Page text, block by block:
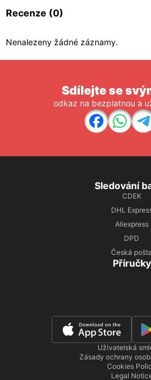
Recenze (0)
Nenalezeny žádné záznamy.
Sdílejte se
odkaz na bezplatnou a
Sledování
CDEK
DHL
Aliexpress
DPD
Česká pošta
Příručky
Uživatelská
Zásady ochrany
Cookies
Legal